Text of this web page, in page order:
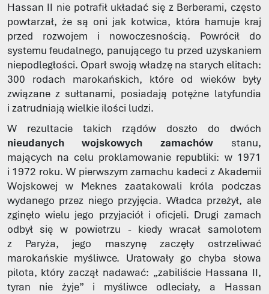
Hassan II nie potrafił układać się z Berberami, często
powtarzał, że są oni jak kotwica, która hamuje kraj
przed rozwojem i nowoczesnością. Powrócił do
systemu feudalnego, panującego tu przed uzyskaniem
niepodległości. Oparł swoją władzę na starych elitach:
300 rodach marokańskich, które od wieków były
związane z sułtanami, posiadają potężne latyfundia
i zatrudniają wielkie ilości ludzi.
W rezultacie takich rządów doszło do dwóch
nieudanych wojskowych zamachów stanu,
mających na celu proklamowanie republiki: w 1971
i 1972 roku. W pierwszym zamachu kadeci z Akademii
Wojskowej w Meknes zaatakowali króla podczas
wydanego przez niego przyjęcia. Władca przeżył, ale
zginęło wielu jego przyjaciół i oficjeli. Drugi zamach
odbył się w powietrzu - kiedy wracał samolotem
z Paryża, jego maszynę zaczęły ostrzeliwać
marokańskie myśliwce. Uratowały go chyba słowa
pilota, który zaczął nadawać: „zabiliście Hassana II,
tyran nie żyje” i myśliwce odleciały, a Hassan